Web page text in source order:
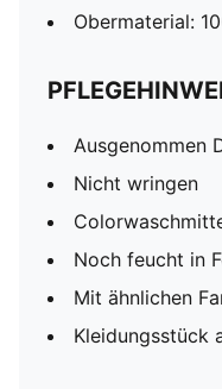
Obermaterial:
Ausgenommen
Nicht wringen
Noch feucht in
Mit ähnlichen
Kleidungsstück